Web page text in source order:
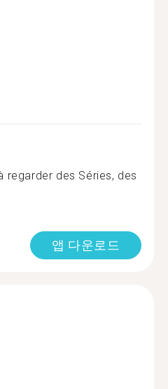
regarder des Séries, des
앱 다운로드